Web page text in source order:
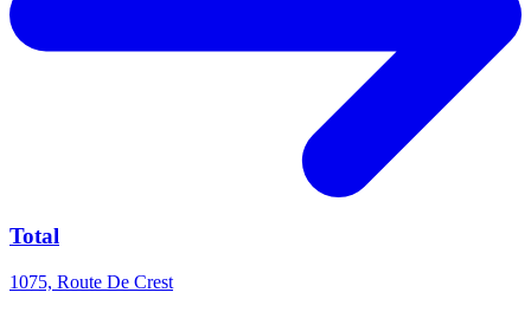
Total
1075, Route De Crest